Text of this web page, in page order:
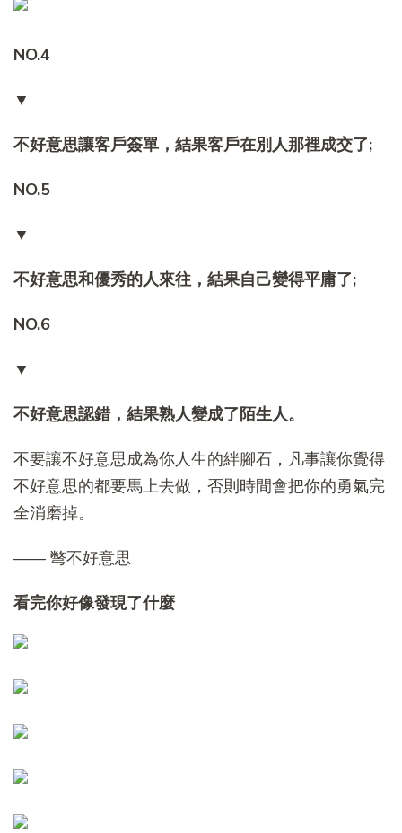
NO.4
▼
不好意思讓客戶簽單，結果客戶在別人那裡成交了;
NO.5
▼
不好意思和優秀的人來往，結果自己變得平庸了;
NO.6
▼
不好意思認錯，結果熟人變成了陌生人。
不要讓不好意思成為你人生的絆腳石，凡事讓你覺得
不好意思的都要馬上去做，否則時間會把你的勇氣完
全消磨掉。
—— 彆不好意思
看完你好像發現了什麼